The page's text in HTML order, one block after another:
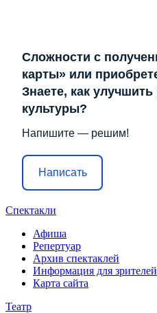
Сложности с
карты» или
Знаете, как
культуры?
Напишите — решим!
Написать
Спектакли
Афиша
Репертуар
Архив спектаклей
Информация для зрителей
Карта сайта
Театр